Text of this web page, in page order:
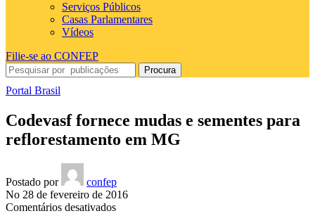
Serviços Públicos
Casas Parlamentares
Vídeos
Filie-se ao CONFEP
Procura
Portal Brasil
Codevasf fornece mudas e sementes para
reflorestamento em MG
Postado por
confep
No 28 de fevereiro de 2016
Comentários desativadosem